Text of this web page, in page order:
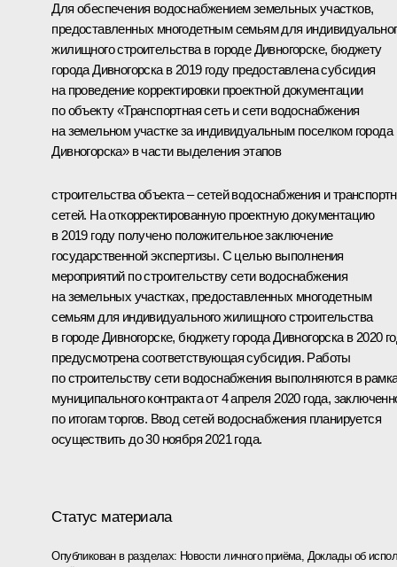
Для обеспечения водоснабжением земельных участков,
предоставленных многодетным семьям для
жилищного строительства в городе Дивногорске, бюджету
города Дивногорска в 2019 году предоставлена субсидия
на проведение корректировки проектной документации
по объекту «Транспортная сеть и сети водоснабжения
на земельном участке за индивидуальным поселком города
Дивногорска» в части выделения этапов
строительства объекта – сетей водоснабжения и
сетей. На откорректированную проектную документацию
в 2019 году получено положительное заключение
государственной экспертизы. С целью выполнения
мероприятий по строительству сети водоснабжения
на земельных участках, предоставленных многодетным
семьям для индивидуального жилищного строительства
в городе Дивногорске, бюджету города Дивногорска в 2020
предусмотрена соответствующая субсидия. Работы
по строительству сети водоснабжения выполняются в
муниципального контракта от 4 апреля 2020 года,
по итогам торгов. Ввод сетей водоснабжения планируется
осуществить до 30 ноября 2021 года.
Статус материала
Опубликован в разделах: Новости личного приёма, Доклады об